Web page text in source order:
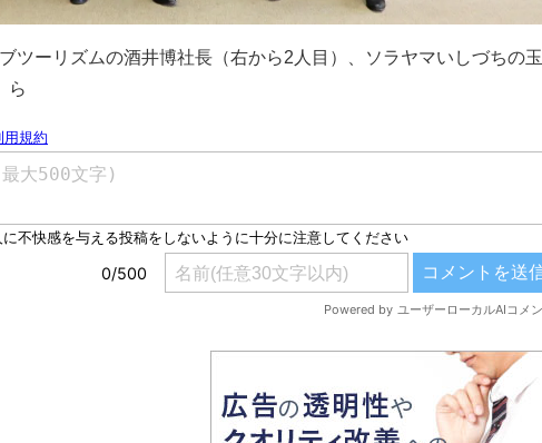
ツーリズムの酒井博社長（右から2人目）、ソラヤマいしづちの玉
ら